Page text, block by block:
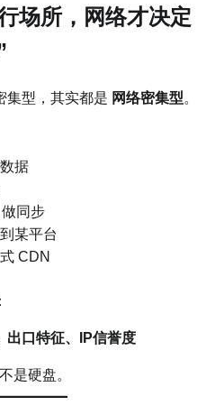
场所，网络才决定
集型，其实都是 网络密集型。
据
同步
某平台
CDN
出口特征、IP信誉度
是硬盘。